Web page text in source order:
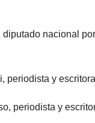
diputado nacional
periodista y
periodista y